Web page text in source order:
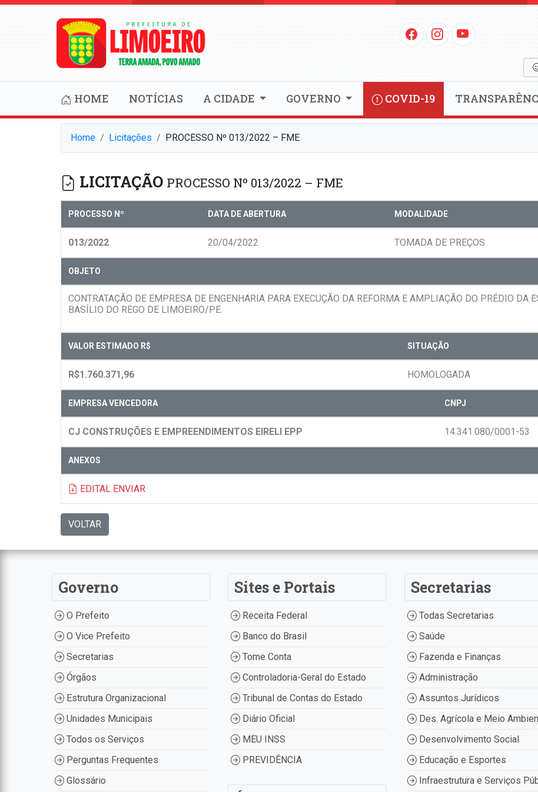
HOME NOTÍCIAS A CIDADE GOVERNO COVID-19
Home Licitações PROCESSO Nº 013/2022 – FME
LICITAÇÃO PROCESSO Nº 013/2022 – FME
PROCESSO Nº DATA DE ABERTURA MODALIDADE
013/2022 20/04/2022 TOMADA DE PREÇOS
OBJETO
CONTRATAÇÃO DE EMPRESA DE ENGENHARIA PARA EXECUÇÃO DA REFORMA E AMPLIAÇÃO DO PRÉDIO DA
BASÍLIO DO REGO DE LIMOEIRO/PE.
VALOR ESTIMADO R$ SITUAÇÃO
R$1.760.371,96 HOMOLOGADA
EMPRESA VENCEDORA CNPJ
CJ CONSTRUÇÕES E EMPREENDIMENTOS EIRELI EPP 14.341.080/0001-53
ANEXOS
EDITAL ENVIAR
VOLTAR
Governo
O Prefeito
O Vice Prefeito
Secretarias
Órgãos
Estrutura Organizacional
Unidades Municipais
Todos os Serviços
Perguntas Frequentes
Glossário
Sites e Portais
Receita Federal
Banco do Brasil
Tome Conta
Controladoria-Geral do Estado
Tribunal de Contas do Estado
Diário Oficial
MEU INSS
PREVIDÊNCIA
Secretarias
Todas Secretarias
Saúde
Fazenda e Finanças
Administração
Assuntos Jurídicos
Des. Agrícola e Meio
Desenvolvimento Social
Educação e Esportes
Infraestrutura e Serviços